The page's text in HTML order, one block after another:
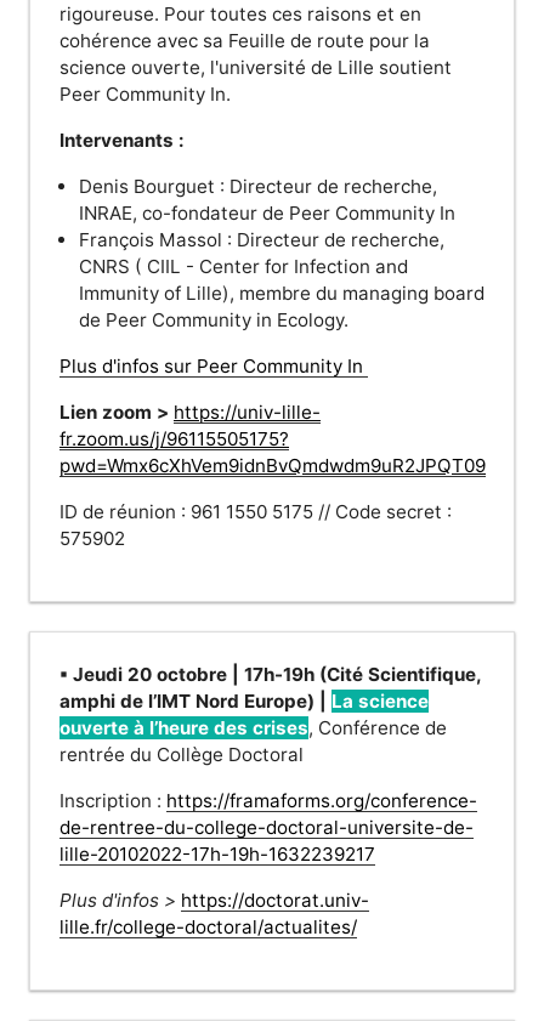
rigoureuse. Pour toutes ces raisons et en
cohérence avec sa Feuille de route pour la
science ouverte, l'université de Lille soutient
Peer Community In.
Intervenants :
Denis Bourguet : Directeur de recherche,
INRAE, co-fondateur de Peer Community In
François Massol : Directeur de recherche,
CNRS ( CIIL - Center for Infection and
Immunity of Lille), membre du managing board
de Peer Community in Ecology.
Plus d'infos sur Peer Community In
Lien zoom > https://univ-lille-
fr.zoom.us/j/96115505175?
pwd=Wmx6cXhVem9idnBvQmdwdm9uR2JPQT09
ID de réunion : 961 1550 5175 // Code secret :
575902
▪ Jeudi 20 octobre | 17h-19h (Cité Scientifique,
amphi de l’IMT Nord Europe)
La science
ouverte à l’heure des crises, Conférence de
rentrée du Collège Doctoral
Inscription : https://framaforms.org/conference-
de-rentree-du-college-doctoral-universite-de-
lille-20102022-17h-19h-1632239217
Plus d'infos > https://doctorat.univ-
lille.fr/college-doctoral/actualites/